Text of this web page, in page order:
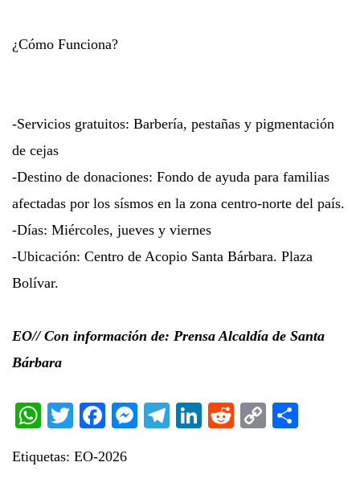
¿Cómo Funciona?
-Servicios gratuitos: Barbería, pestañas y pigmentación
de cejas
-Destino de donaciones: Fondo de ayuda para familias
afectadas por los sísmos en la zona centro-norte del país.
-Días: Miércoles, jueves y viernes
-Ubicación: Centro de Acopio Santa Bárbara. Plaza
Bolívar.
EO// Con información de: Prensa Alcaldía de Santa
Bárbara
WhatsApp
TwitterFacebook
Messenger
Telegram
LinkedIn
RedditCopy
Etiquetas: EO-2026